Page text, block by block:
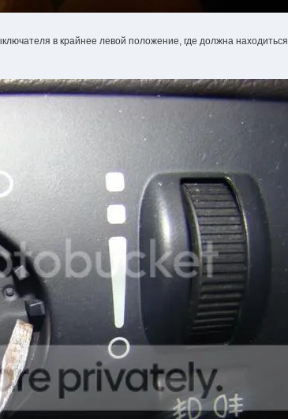
в крайнее левой положение, где должна находиться